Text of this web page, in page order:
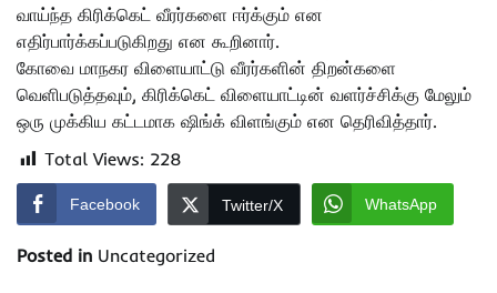
வாய்ந்த கிரிக்கெட் வீரர்களை ஈர்க்கும் என
எதிர்பார்க்கப்படுகிறது என கூறினார்.
கோவை மாநகர விளையாட்டு வீரர்களின் திறன்களை
வெளிபடுத்தவும், கிரிக்கெட் விளையாட்டின் வளர்ச்சிக்கு மேலும்
ஒரு முக்கிய கட்டமாக ஷிங்க் விளங்கும் என தெரிவித்தார்.
Total Views: 228
Facebook Twitter/X WhatsApp
Posted in Uncategorized